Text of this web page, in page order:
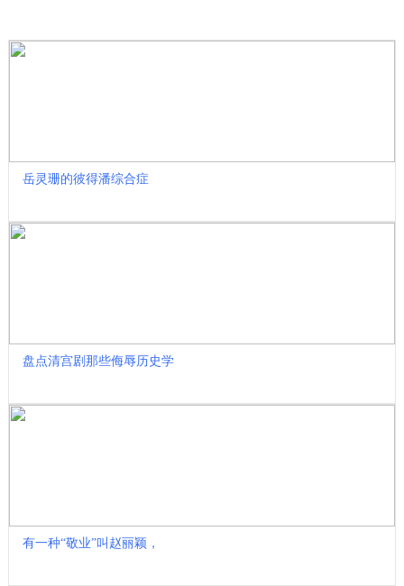
岳灵珊的彼得潘综合症
盘点清宫剧那些侮辱历史学
有一种“敬业”叫赵丽颖，